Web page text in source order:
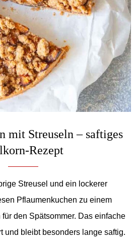
mit Streuseln – saftiges
Rezept
Streusel und ein lockerer
Pflaumenkuchen zu einem
den Spätsommer. Das einfache
und bleibt besonders lange saftig.